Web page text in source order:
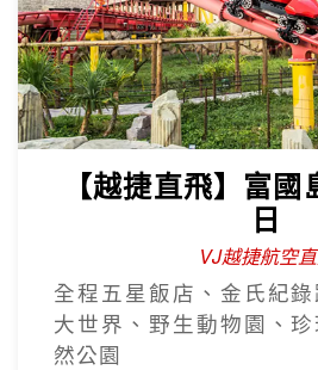
【越捷直飛】富
日
VJ越捷航空
全程五星飯店、金氏紀
大世界、野生動物園、
然公園